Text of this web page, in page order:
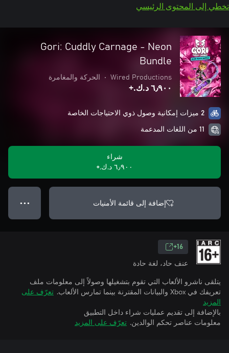
تخطي إلى المحتوى الرئيسي
Gori: Cuddly Carnage - Neon
Bundle
Wired Productions
• الحركة والمغامرة
٦٫٩٠٠ د.ك.‏+
2 ميزات إمكانية وصول ذوي الاحتياجات الخاصة
11 من اللغات المدعمة
شراء
٦٫٩٠٠ د.ك.‏+
إضافة إلى قائمة الأمنيات ● ● ●
16+
عنف حاد، لغة حادة
يتلقى ناشرو الألعاب التي تقوم بتشغيلها وصولاً إلى معلومات ملف
تعريفك في Xbox والبيانات المقترنة بينما تمارس الألعاب.
تعرّف على
المزيد
بالإضافة إلى تقديم عمليات شراء داخل التطبيق
معلومات عناصر تحكم الوالدين. تعرّف على المزيد